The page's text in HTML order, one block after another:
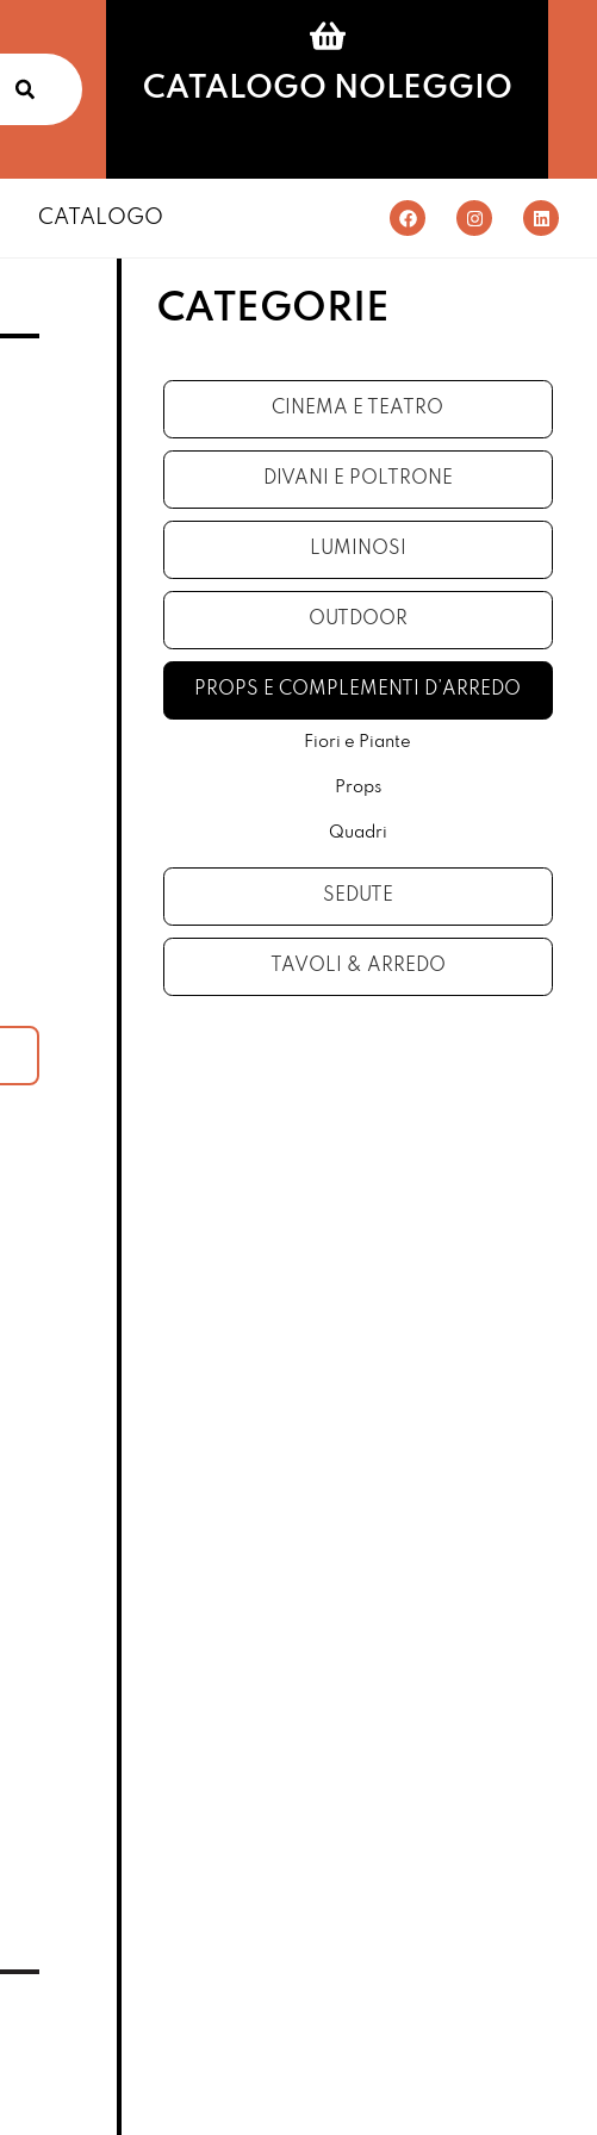
CATALOGO NOLEGGIO
CATALOGO
CATEGORIE
CINEMA E TEATRO
DIVANI E POLTRONE
LUMINOSI
OUTDOOR
PROPS E COMPLEMENTI D’ARREDO
Fiori e Piante
Props
Quadri
SEDUTE
TAVOLI & ARREDO